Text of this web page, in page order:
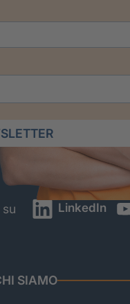
LinkedIn
SIAMO